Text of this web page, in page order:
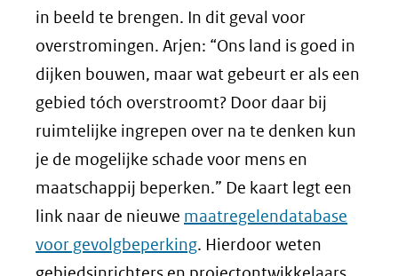
in beeld te brengen. In dit geval voor
overstromingen. Arjen: “Ons land is goed in
dijken bouwen, maar wat gebeurt er als een
gebied tóch overstroomt? Door daar bij
ruimtelijke ingrepen over na te denken kun
je de mogelijke schade voor mens en
maatschappij beperken.” De kaart legt een
link naar de nieuwe maatregelendatabase
voor gevolgbeperking. Hierdoor weten